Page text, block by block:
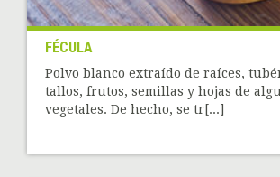
FÉCULA
Polvo blanco extraído de raíces,
tallos, frutos, semillas y hojas de
vegetales. De hecho, se tr[...]